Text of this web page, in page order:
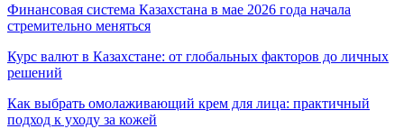
Финансовая система Казахстана в мае 2026 года начала
стремительно меняться
Курс валют в Казахстане: от глобальных факторов до личных
решений
Как выбрать омолаживающий крем для лица: практичный
подход к уходу за кожей